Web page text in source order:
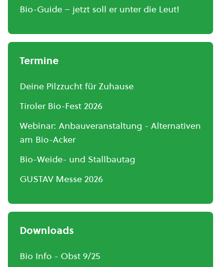
Bio-Guide – jetzt soll er unter die Leut!
Termine
Deine Pilzzucht für Zuhause
Tiroler Bio-Fest 2026
Webinar: Anbauveranstaltung - Alternativen
am Bio-Acker
Bio-Weide- und Stallbautag
GUSTAV Messe 2026
Downloads
Bio Info - Obst 9/25